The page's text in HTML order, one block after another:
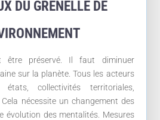
DU GRENELLE DE
être préservé. Il faut diminuer
sur la planète. Tous les acteurs
collectivités territoriales,
nécessite un changement des
évolution des mentalités. Mesures